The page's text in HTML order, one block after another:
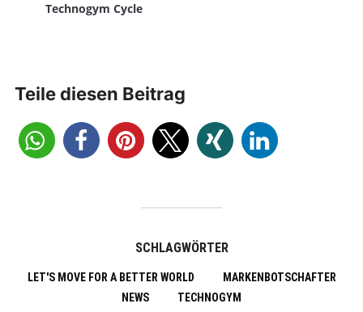
Technogym Cycle
Teile diesen Beitrag
SCHLAGWÖRTER
LET'S MOVE FOR A BETTER WORLD
MARKENBOTSCHAFTER
NEWS
TECHNOGYM